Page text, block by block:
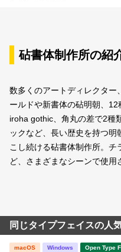
砧書体制作所の紹
数多くのアートディレクター
ールドや新書体の砧明朝、
iroha gothic、角丸の差で2種
ックなど、長い歴史を持つ
こし続ける砧書体制作所。
ど、さまざまなシーンで使用
同じタイプフェイスの人
macOS Windows Open Type